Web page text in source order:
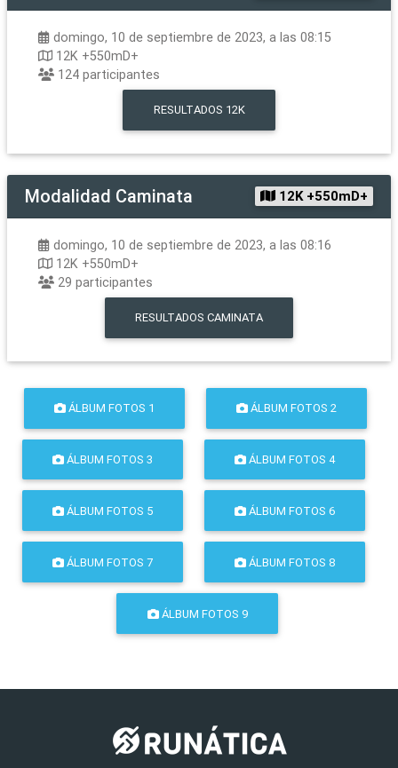
domingo, 10 de septiembre de 2023, a las 08:15
12K +550mD+
124 participantes
RESULTADOS 12K
Modalidad Caminata 12K +550mD+
domingo, 10 de septiembre de 2023, a las 08:16
12K +550mD+
29 participantes
RESULTADOS CAMINATA
ÁLBUM FOTOS 1 ÁLBUM FOTOS 2
ÁLBUM FOTOS 3 ÁLBUM FOTOS 4
ÁLBUM FOTOS 5 ÁLBUM FOTOS 6
ÁLBUM FOTOS 7 ÁLBUM FOTOS 8
ÁLBUM FOTOS 9